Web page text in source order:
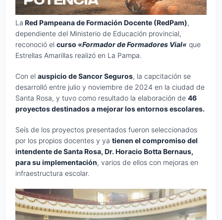
La Red Pampeana de Formación Docente (RedPam),
dependiente del Ministerio de Educación provincial,
reconoció elcurso «Formador deFormadores Vial« que
Estrellas Amarillas realizó en La Pampa.
Con elauspicio de Sancor Seguros, la capcitación se
desarrolló entre julio y noviembre de 2024 en la ciudad de
Santa Rosa, y tuvo como resultado la elaboración de46
proyectos destinados a mejorar los entornos escolares.
Seís de los proyectos presentados fueron seleccionados
por los propios docentes y yatienen el compromiso del
intendente de Santa Rosa, Dr. Horacio Botta Bernaus,
para su implementación, varios de ellos con mejoras en
infraestructura escolar.